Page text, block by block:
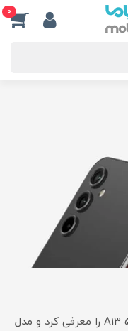
0
سامسونگ در دسامبر گذشته گلکسی A13 5G را معرفی کرد و مدل